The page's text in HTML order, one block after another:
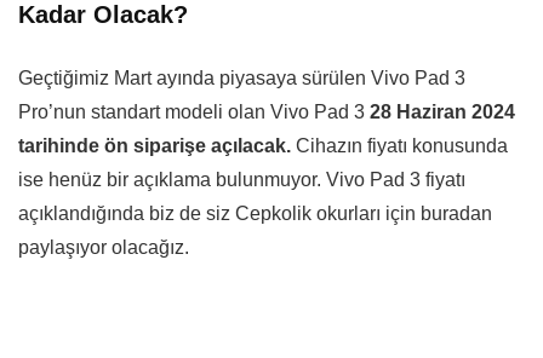
Kadar Olacak?
Geçtiğimiz Mart ayında piyasaya sürülen Vivo Pad 3
Pro’nun standart modeli olan Vivo Pad 3 28 Haziran 2024
tarihinde ön siparişe açılacak. Cihazın fiyatı konusunda
ise henüz bir açıklama bulunmuyor. Vivo Pad 3 fiyatı
açıklandığında biz de siz Cepkolik okurları için buradan
paylaşıyor olacağız.